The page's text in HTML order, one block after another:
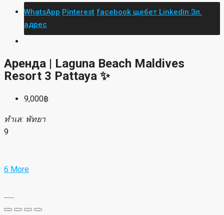
WhatsApp Pinterest facebook щебет Linkedin Эл.
адрес
Аренда | Laguna Beach Maldives
Resort 3 Pattaya ✨
9,000฿
ทำเล: พัทยา
9
6 More